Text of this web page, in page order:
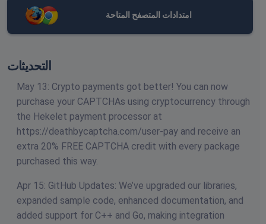
امتدادات المتصفح المتاحة
التحديثات
May 13: Crypto payments got better! You can now
purchase your CAPTCHAs using cryptocurrency through
the Hekelet payment processor at
https://deathbycaptcha.com/user-pay and receive an
extra 20% FREE CAPTCHA credit with every package
purchased this way.
Apr 15: GitHub Updates: We’ve upgraded our libraries,
expanded sample code, enhanced documentation, and
added support for C++ and Go, making integration